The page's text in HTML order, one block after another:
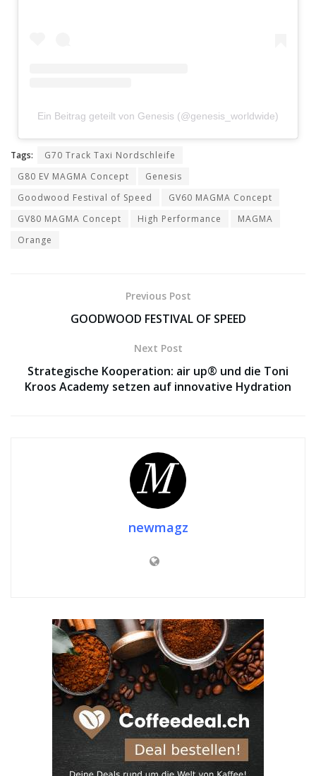
Ein Beitrag geteilt von Genesis (@genesis_worldwide)
Tags:
G70 Track Taxi Nordschleife
G80 EV MAGMA Concept
Genesis
Goodwood Festival of Speed
GV60 MAGMA Concept
GV80 MAGMA Concept
High Performance
MAGMA
Orange
Previous Post
GOODWOOD FESTIVAL OF SPEED
Next Post
Strategische Kooperation: air up® und die Toni
Kroos Academy setzen auf innovative Hydration
newmagz